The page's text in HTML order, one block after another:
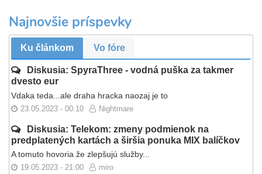
Najnovšie príspevky
Ku článkom Vo fóre
Diskusia: SpyraThree - vodná puška za takmer
dvesto eur
Vdaka teda...ale draha hracka naozaj je to
23.05.2023 - 00:10 Nightmare
Diskusia: Telekom: zmeny podmienok na
predplatených kartách a širšia ponuka MIX balíčkov
A tomuto hovoria že zlepšujú služby...
19.05.2023 - 21:00 miro